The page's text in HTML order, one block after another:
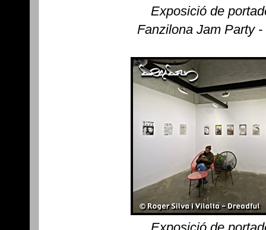
Exposició de
Fanzilona Jam Party
Exposició de